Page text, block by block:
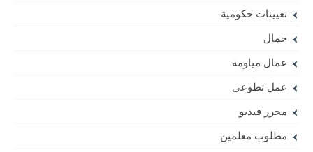
تعيينات حكومية
جمال
عمال مياومة
عمل تطوعي
محرر فيديو
مطلوب معلمين